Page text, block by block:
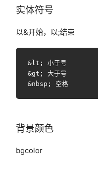
实体符号
以&开始，以;结束
&lt; 小于号
&gt; 大于号
背景颜色
bgcolor